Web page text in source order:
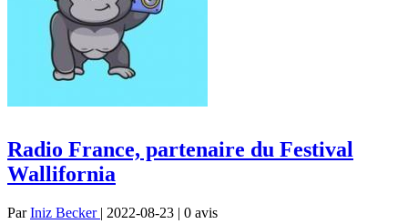
Radio France, partenaire du Festival
Wallifornia
ParIniz Becker | 2022-08-23 | 0 avis